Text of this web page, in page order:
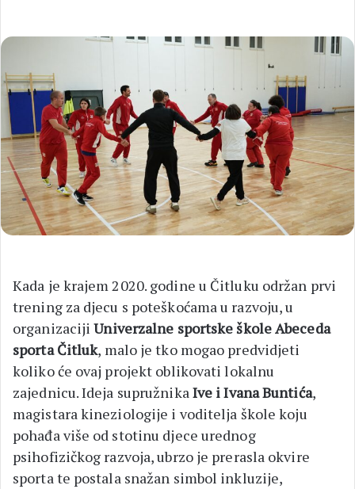
Kada je krajem 2020. godine u Čitluku održan prvi
trening za djecu s poteškoćama u razvoju, u
organizacijiUniverzalne sportske škole Abeceda
sporta Čitluk, malo je tko mogao predvidjeti
koliko će ovaj projekt oblikovati lokalnu
zajednicu. Ideja supružnikaIve i Ivana Buntića,
magistara kineziologije i voditelja škole koju
pohađa više od stotinu djece urednog
psihofizičkog razvoja, ubrzo je prerasla okvire
sporta te postala snažan simbol inkluzije,